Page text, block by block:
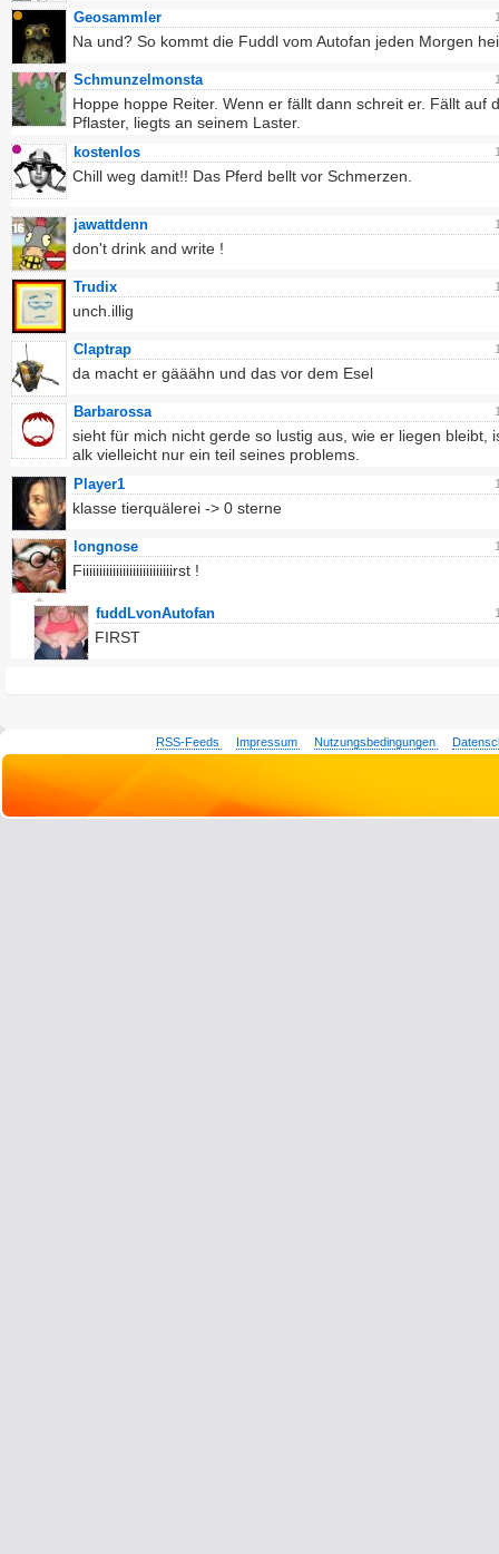
Geosammler
Na und? So kommt die Fuddl vom Autofan jeden Morgen
Schmunzelmonsta
Hoppe hoppe Reiter. Wenn er fällt dann schreit er. Fällt auf
Pflaster, liegts an seinem Laster.
kostenlos
Chill weg damit!! Das Pferd bellt vor Schmerzen.
jawattdenn
don't drink and write !
Trudix
unch.illig
Claptrap
da macht er gääähn und das vor dem Esel
Barbarossa
sieht für mich nicht gerde so lustig aus, wie er liegen bleibt,
alk vielleicht nur ein teil seines problems.
Player1
klasse tierquälerei -> 0 sterne
longnose
Fiiiiiiiiiiiiiiiiiiiiiiiiiiirst !
fuddLvonAutofan
FIRST
RSS-Feeds Impressum Nutzungsbedingungen